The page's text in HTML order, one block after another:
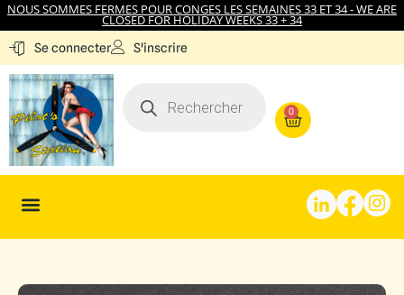
NOUS SOMMES FERMES POUR CONGES LES SEMAINES 33 ET 34 - WE ARE
CLOSED FOR HOLIDAY WEEKS 33 + 34
Se connecter S'inscrire
0